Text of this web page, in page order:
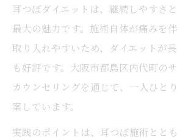
耳つぼダイエットは、継続しやすさ
最大の魅力です。施術自体が痛みを
取り入れやすいため、ダイエットが
も好評です。大阪市都島区内代町の
カウンセリングを通じて、一人ひと
案しています。
実践のポイントは、耳つぼ施術とと